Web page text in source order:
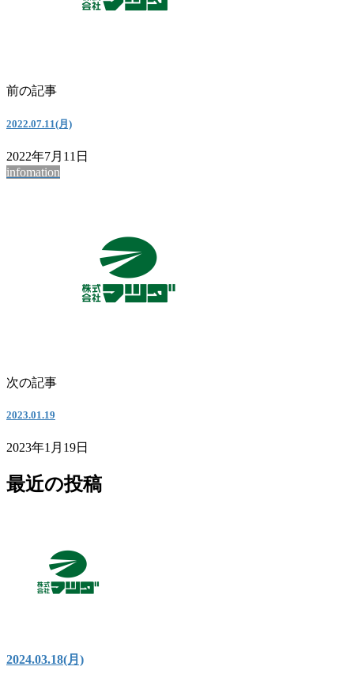
前の記事
2022.07.11(月)
2022年7月11日
infomation
次の記事
2023.01.19
2023年1月19日
最近の投稿
2024.03.18(月)